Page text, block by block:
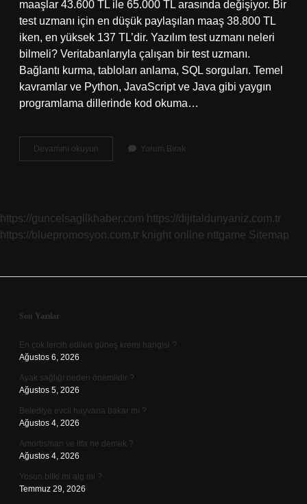
maaşlar 43.600 TL ile 65.000 TL arasında değişiyor. Bir
test uzmanı için en düşük paylaşılan maaş 38.800 TL
iken, en yüksek 137 TL’dir. Yazılım test uzmanı neleri
bilmeli? Veritabanlarıyla çalışan bir test uzmanı.
Bağlantı kurma, tabloları anlama, SQL sorguları. Temel
kavramlar ve Python, JavaScript ve Java gibi yaygın
programlama dillerinde kod okuma…
Devamını okuyun
Uzmanı
Yorum Bırak
https://guncelsaglikhaber.com https://dijitaldunyaniz.com.tr
https://bluepromosyon.com.tr knight online nttgame Sitemap
Sidebar
Son Yazılar
En çok tercih edilen güneş kremi hangisi ?
Ağustos 6, 2026
Ayak sağlığı neden önemlidir ?
Ağustos 5, 2026
Belediye evcil hayvana bakar mı ?
Ağustos 4, 2026
Amortisman ve itfa ne demek ?
Ağustos 4, 2026
Yosun bitki mi alg mi ?
Temmuz 29, 2026